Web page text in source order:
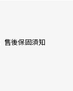
售後保固須知